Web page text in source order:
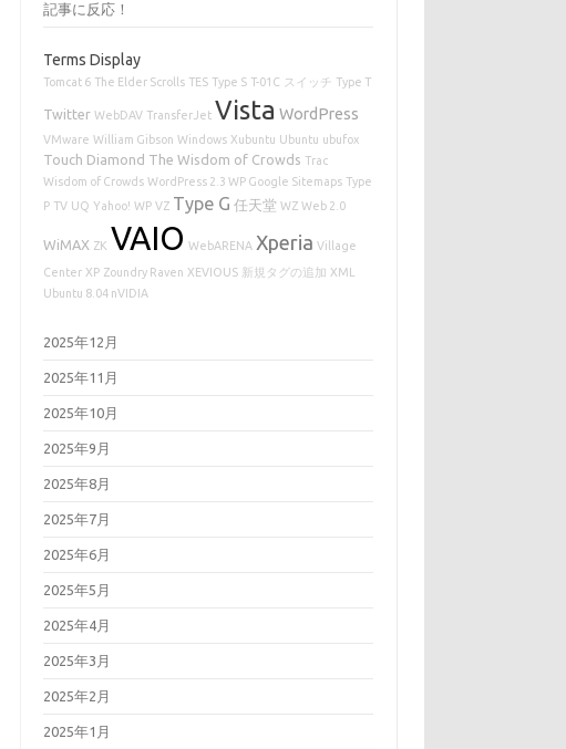
記事に反応！
Terms Display
Tomcat 6 The Elder Scrolls TES Type S T-01C スイッチ Type T
Twitter WebDAV TransferJet Vista WordPress
VMware William Gibson Windows Xubuntu Ubuntu ubufox
Touch Diamond The Wisdom of Crowds Trac
Wisdom of Crowds WordPress 2.3 WP Google Sitemaps Type
P TV UQ Yahoo! WP VZ Type G 任天堂 WZ Web 2.0
WiMAX ZK VAIO WebARENA Xperia Village
Center XP Zoundry Raven XEVIOUS 新規タグの追加 XML
Ubuntu 8.04 nVIDIA
2025年12月
2025年11月
2025年10月
2025年9月
2025年8月
2025年7月
2025年6月
2025年5月
2025年4月
2025年3月
2025年2月
2025年1月